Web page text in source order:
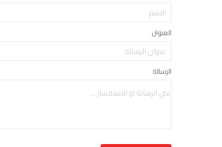
العنوان
الرسالة